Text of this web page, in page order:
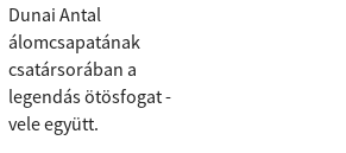
Dunai Antal
álomcsapatának
csatársorában a
legendás ötösfogat -
vele együtt.